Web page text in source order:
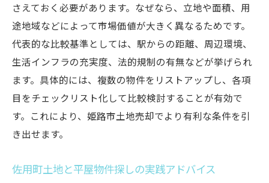
土地売却後に活きる中古住宅活用アイデア
資産価値向上を目指す土地売却のポイント
土地売却とゼロ円住宅利用の注意点
将来を見据えた姫路市土地売買の進め方まとめ
姫路市土地売却の将来展望と資産計画
土地売却後の生活設計に役立つポイント
姫路市土地売却で後悔しない進め方とは
さえておく必要があります。なぜなら、立地や面積、用
途地域などによって市場価値が大きく異なるためです。
代表的な比較基準としては、駅からの距離、周辺環境、
生活インフラの充実度、法的規制の有無などが挙げられ
ます。具体的には、複数の物件をリストアップし、各項
目をチェックリスト化して比較検討することが有効で
す。これにより、姫路市土地売却でより有利な条件を引
き出せます。
佐用町土地と平屋物件探しの実践アドバイス